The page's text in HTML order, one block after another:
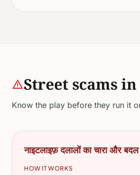
warningStreet scams in
Know the play before they run it
नाइटलाइफ़ दलालों का चारा और बदल
HOW IT WORKS